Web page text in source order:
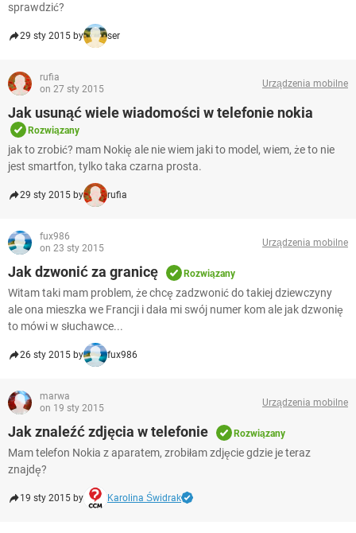
sprawdzić?
29 sty 2015 by ser
rufia
on 27 sty 2015
Urządzenia mobilne
Jak usunąć wiele wiadomości w telefonie nokia
Rozwiązany
jak to zrobić? mam Nokię ale nie wiem jaki to model, wiem, że to nie
jest smartfon, tylko taka czarna prosta.
29 sty 2015 by rufia
fux986
on 23 sty 2015
Urządzenia mobilne
Jak dzwonić za granicę Rozwiązany
Witam taki mam problem, że chcę zadzwonić do takiej dziewczyny
ale ona mieszka we Francji i dała mi swój numer kom ale jak dzwonię
to mówi w słuchawce...
26 sty 2015 by fux986
marwa
on 19 sty 2015
Urządzenia mobilne
Jak znaleźć zdjęcia w telefonie Rozwiązany
Mam telefon Nokia z aparatem, zrobiłam zdjęcie gdzie je teraz
znajdę?
19 sty 2015 by Karolina Świdrak